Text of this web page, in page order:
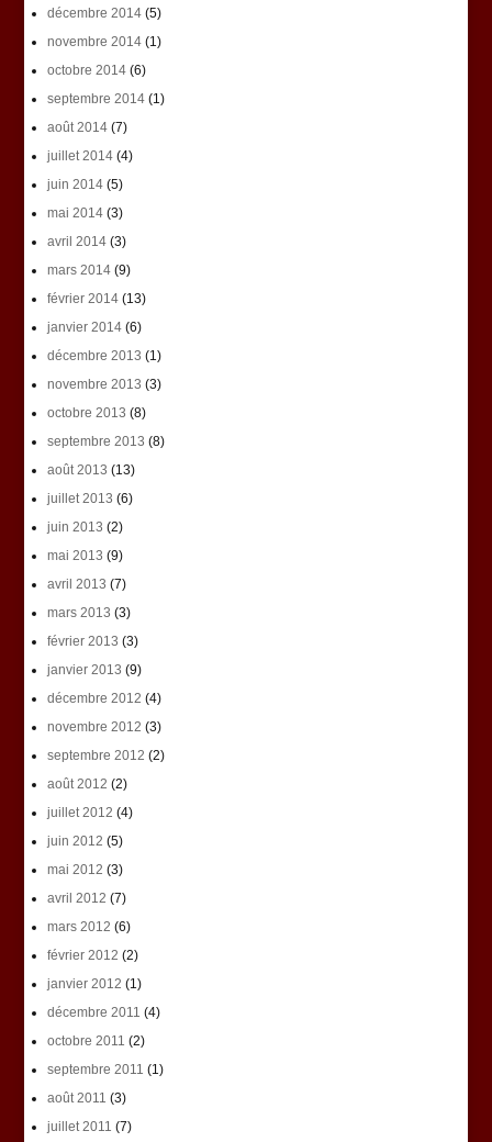
décembre 2014(5)
novembre 2014(1)
octobre 2014(6)
septembre 2014(1)
août 2014(7)
juillet 2014(4)
juin 2014(5)
mai 2014(3)
avril 2014(3)
mars 2014(9)
février 2014(13)
janvier 2014(6)
décembre 2013 (1)
novembre 2013 (3)
octobre 2013 (8)
septembre 2013 (8)
août 2013 (13)
juillet 2013 (6)
juin 2013 (2)
mai 2013 (9)
avril 2013 (7)
mars 2013 (3)
février 2013 (3)
janvier 2013 (9)
décembre 2012 (4)
novembre 2012 (3)
septembre 2012 (2)
août 2012 (2)
juillet 2012 (4)
juin 2012 (5)
mai 2012 (3)
avril 2012 (7)
mars 2012 (6)
février 2012 (2)
janvier 2012 (1)
décembre 2011 (4)
octobre 2011 (2)
septembre 2011 (1)
août 2011 (3)
juillet 2011 (7)